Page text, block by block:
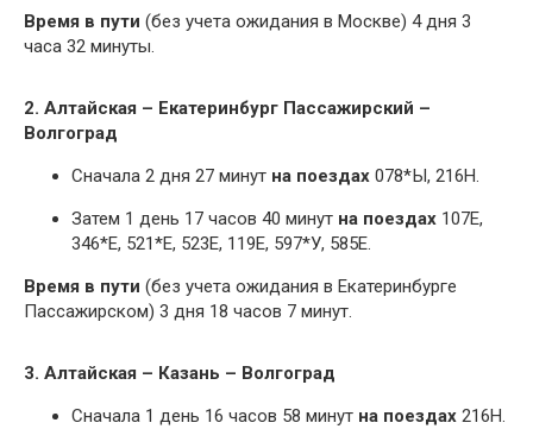
Время в пути (без учета ожидания в Москве) 4 дня 3
часа 32 минуты.
2. Алтайская – Екатеринбург Пассажирский –
Волгоград
Сначала 2 дня 27 минут на поездах 078*Ы, 216Н.
Затем 1 день 17 часов 40 минут на поездах 107Е,
346*Е, 521*Е, 523Е, 119Е, 597*У, 585Е.
Время в пути (без учета ожидания в Екатеринбурге
Пассажирском) 3 дня 18 часов 7 минут.
3. Алтайская – Казань – Волгоград
Сначала 1 день 16 часов 58 минут на поездах 216Н.